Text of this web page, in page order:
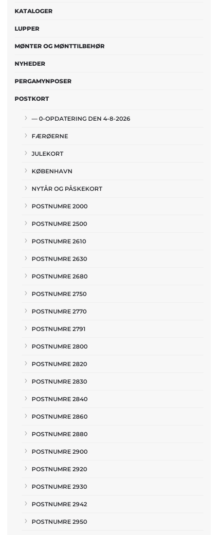
KATALOGER
LUPPER
MØNTER OG MØNTTILBEHØR
NYHEDER
PERGAMYNPOSER
POSTKORT
— 0-OPDATERING DEN 4-8-2026
FÆRØERNE
JULEKORT
KØBENHAVN
NYTÅR OG PÅSKEKORT
POSTNUMRE 2000
POSTNUMRE 2500
POSTNUMRE 2610
POSTNUMRE 2630
POSTNUMRE 2680
POSTNUMRE 2750
POSTNUMRE 2770
POSTNUMRE 2791
POSTNUMRE 2800
POSTNUMRE 2820
POSTNUMRE 2830
POSTNUMRE 2840
POSTNUMRE 2860
POSTNUMRE 2880
POSTNUMRE 2900
POSTNUMRE 2920
POSTNUMRE 2930
POSTNUMRE 2942
POSTNUMRE 2950